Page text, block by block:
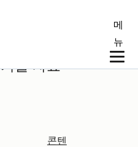
메
뉴
기술 자료
콘텐